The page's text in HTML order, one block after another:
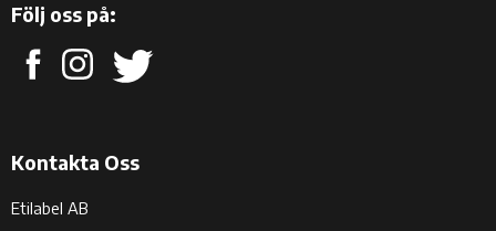
Följ oss på:
Kontakta Oss
Etilabel AB